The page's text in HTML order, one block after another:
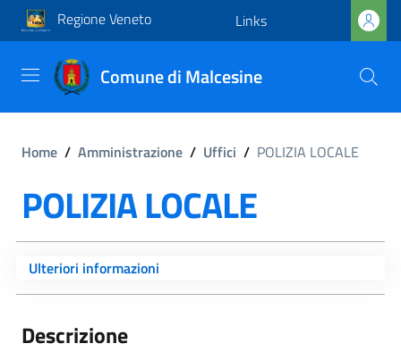
Regione Veneto Links
Comune di Malcesine
Home / Amministrazione / Uffici / POLIZIA LOCALE
POLIZIA LOCALE
Ulteriori informazioni
Descrizione